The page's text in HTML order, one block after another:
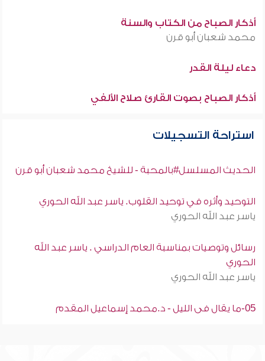
أذكار الصباح من الكتاب والسنة
محمد شعبان أبو قرن
دعاء ليلة القدر
أذكار الصباح بصوت القارئ صلاح الألفي
استراحة التسجيلات
الحديث المسلسل#بالمحبة - للشيخ محمد شعبان أبو قرن
التوحيد وأثره في توحيد القلوب. ياسر عبد الله الحوري
ياسر عبد الله الحوري
رسائل وتوصيات بمناسبة العام الدراسي . ياسر عبد الله
الحوري
ياسر عبد الله الحوري
05-ما يقال فى الليل - د.محمد إسماعيل المقدم